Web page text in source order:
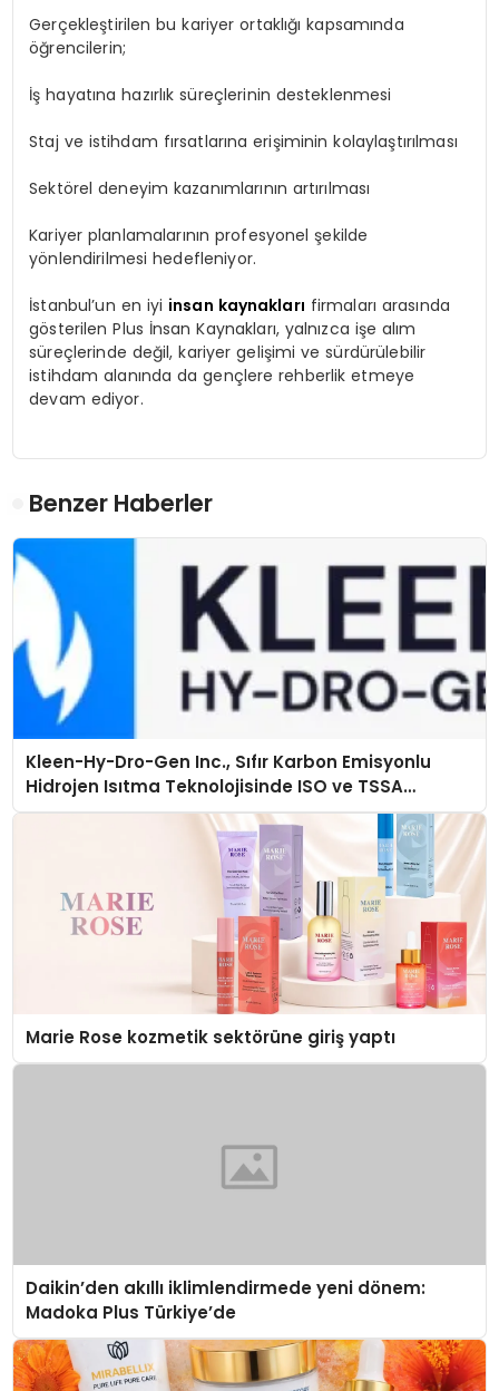
Gerçekleştirilen bu kariyer ortaklığı kapsamında
öğrencilerin;
İş hayatına hazırlık süreçlerinin desteklenmesi
Staj ve istihdam fırsatlarına erişiminin kolaylaştırılması
Sektörel deneyim kazanımlarının artırılması
Kariyer planlamalarının profesyonel şekilde
yönlendirilmesi hedefleniyor.
İstanbul’un en iyi insan kaynakları firmaları arasında
gösterilen Plus İnsan Kaynakları, yalnızca işe alım
süreçlerinde değil, kariyer gelişimi ve sürdürülebilir
istihdam alanında da gençlere rehberlik etmeye
devam ediyor.
Benzer Haberler
Kleen-Hy-Dro-Gen Inc., Sıfır Karbon Emisyonlu
Hidrojen Isıtma Teknolojisinde ISO ve TSSA
Düzenleyici Onaylarını Aldı
Marie Rose kozmetik sektörüne giriş yaptı
Daikin’den akıllı iklimlendirmede yeni dönem:
Madoka Plus Türkiye’de